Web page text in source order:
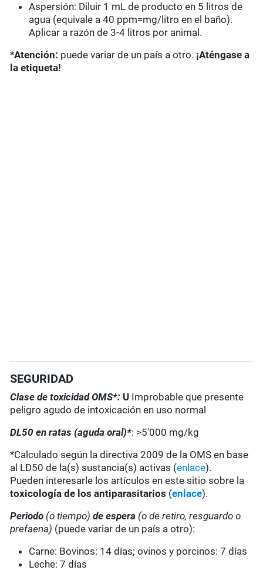
Aspersión: Diluir 1 mL de producto en 5 litros de
agua (equivale a 40 ppm=mg/litro en el baño).
Aplicar a razón de 3-4 litros por animal.
*Atención: puede variar de un país a otro. ¡Aténgase a
la etiqueta!
SEGURIDAD
Clase de toxicidad OMS*: U Improbable que presente
peligro agudo de intoxicación en uso normal
DL50 en ratas (aguda oral)*: >5'000 mg/kg
*Calculado según la directiva 2009 de la OMS en base
al LD50 de la(s) sustancia(s) activas (enlace).
Pueden interesarle los artículos en este sitio sobre la
toxicología de los antiparasitarios (enlace).
Periodo (o tiempo)de espera (o de retiro, resguardo o
prefaena) (puede variar de un país a otro):
Carne: Bovinos: 14 días; ovinos y porcinos: 7 días
Leche: 7 días